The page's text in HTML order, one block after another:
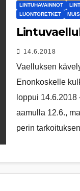
LINTUHAVAINNOT
LUONTORETKET
14.6.2018
Vaelluksen
Enonkoskelle
loppui
aamulla 12.6.,
perin